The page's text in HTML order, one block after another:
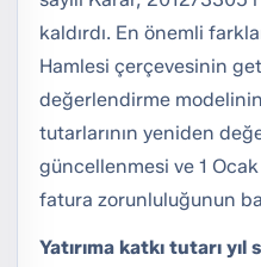
kaldırdı. En önemli
Hamlesi çerçevesinin
değerlendirme
tutarlarının yeniden
güncellenmesi ve 1
fatura zorunluluğunun
Yatırıma katkı tutarı yıl